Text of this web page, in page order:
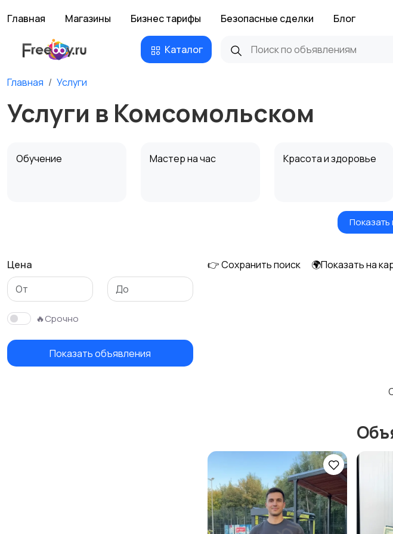
Главная Магазины Бизнес тарифы Безопасные сделки Блог
Каталог
Главная Услуги
Услуги в Комсомольском
Обучение Мастер на час Красота и здоровье
Изготовление на
заказ
Продукты питания и
Показать
Цена
🔥Срочно
Показать объявления
👉 Сохранить поиск 🌍Показать на